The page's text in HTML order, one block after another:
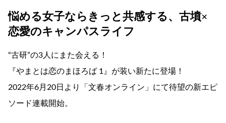
悩める女子ならきっと共感する、古墳×
恋愛のキャンパスライフ
“古研”の3人にまた会える！
『やまとは恋のまほろば 1』が装い新たに登場！
2022年6月20日より「文春オンライン」にて待望の新エピ
ソード連載開始。